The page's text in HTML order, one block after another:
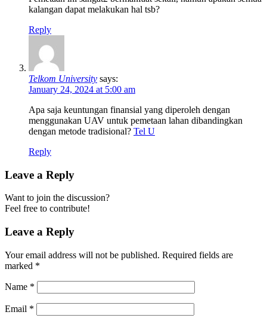
kalangan dapat melakukan hal tsb?
Reply
Telkom University says:
January 24, 2024 at 5:00 am
Apa saja keuntungan finansial yang diperoleh dengan
menggunakan UAV untuk pemetaan lahan dibandingkan
dengan metode tradisional? Tel U
Reply
Leave a Reply
Want to join the discussion?
Feel free to contribute!
Leave a Reply
Your email address will not be published. Required fields are
marked *
Name *
Email *